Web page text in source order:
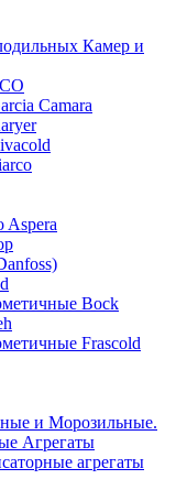
Камер и
Camara
Aspera
Bock
Frascold
и Морозильные.
Агрегаты
агрегаты